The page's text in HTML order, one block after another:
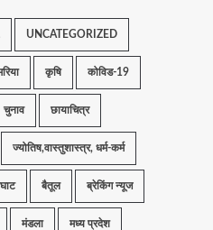
UNCATEGORIZED
कृषि कोविड-19
चुनाव छायाचित्र
ज्योतिष,वास्तुशास्त्र, धर्म-कर्म
बैतूल ब्रेकिंग न्यूज
मंडला मध्य प्रदेश